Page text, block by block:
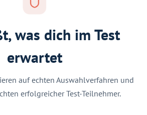
was dich im Test
erwartet
auf echten Auswahlverfahren und
erfolgreicher Test-Teilnehmer.